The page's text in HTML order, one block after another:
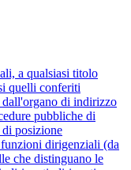
a qualsiasi titolo
quelli conferiti
dall'organo di indirizzo
pubbliche di
posizione
dirigenziali (da
che distinguano le